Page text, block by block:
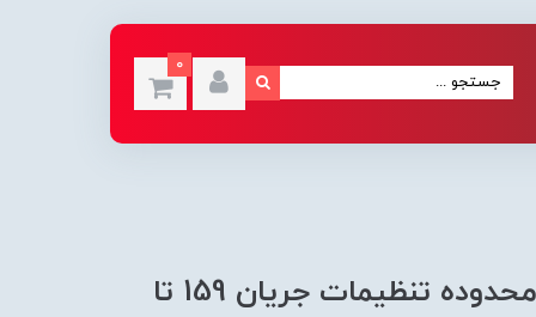
0
بیمتال (رله حرارتی) هیوندای محدوده تنظیمات جریان 159 تا